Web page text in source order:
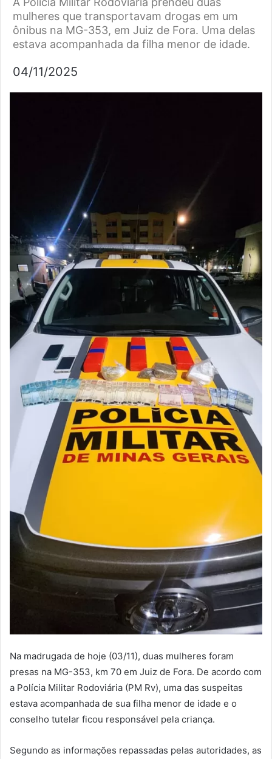
mulheres que transportavam drogas em um
ônibus na MG-353, em Juiz de Fora. Uma delas
estava acompanhada da filha menor de idade.
04/11/2025
Na madrugada de hoje (03/11), duas mulheres foram
presas na MG-353, km 70 em Juiz de Fora. De acordo com
a Polícia Militar Rodoviária (PM Rv), uma das suspeitas
estava acompanhada de sua filha menor de idade e o
conselho tutelar ficou responsável pela criança.
Segundo as informações repassadas pelas autoridades, as